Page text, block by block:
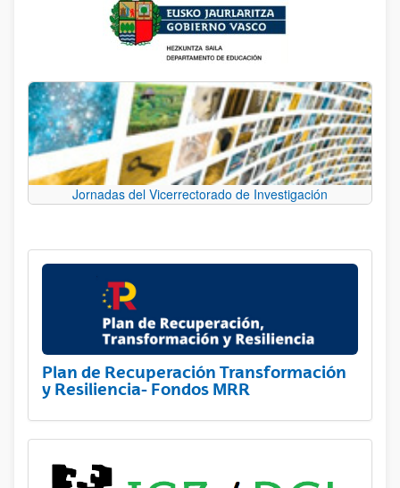
Jornadas del Vicerrectorado de Investigación
Plan de Recuperación Transformación
y Resiliencia- Fondos MRR